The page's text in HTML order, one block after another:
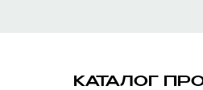
КАТАЛОГ